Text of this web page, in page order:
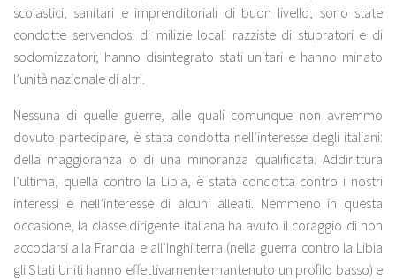
scolastici, sanitari e imprenditoriali di buon livello; sono state
condotte servendosi di milizie locali razziste di stupratori e di
sodomizzatori; hanno disintegrato stati unitari e hanno minato
l’unità nazionale di altri.
Nessuna di quelle guerre, alle quali comunque non avremmo
dovuto partecipare, è stata condotta nell’interesse degli italiani:
della maggioranza o di una minoranza qualificata. Addirittura
l’ultima, quella contro la Libia, è stata condotta contro i nostri
interessi e nell’interesse di alcuni alleati. Nemmeno in questa
occasione, la classe dirigente italiana ha avuto il coraggio di non
accodarsi alla Francia e all’Inghilterra (nella guerra contro la Libia
gli Stati Uniti hanno effettivamente mantenuto un profilo basso) e